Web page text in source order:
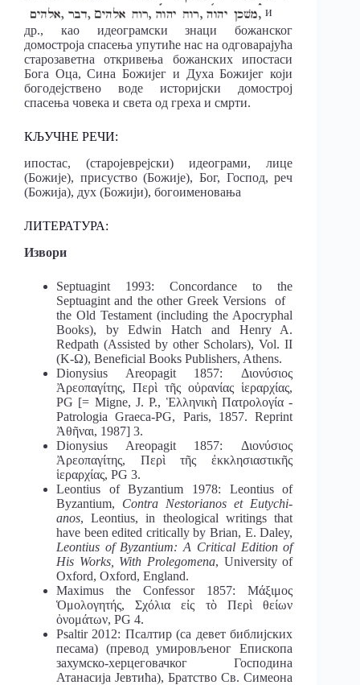
и
др., као идеограмски знаци божанског
домостроја спасења упутиће нас на одговарајућа
старозаветна откривења божанских ипостаси
Бога Оца, Сина Божијег и Духа Божијег који
богодејствено воде историјски домострој
спасења човека и света од греха и смрти.
КЉУЧНЕ РЕЧИ:
ипостас, (старојеврејски) идеограми, лице
(Божије), присуство (Божије), Бог, Господ, реч
(Божија), дух (Божији), богоименовања
ЛИТЕРАТУРА:
Извори
Septuagint 1993: Concordance to the
Septuagint and the other Greek Versions of
the Old Testament (including the Apocryphal
Books), by Edwin Hatch and Henry A.
Redpath (Assisted by other Scholars), Vol. II
(Κ-Ω), Beneficial Books Publishers, Athens.
Dionysius Areopagit 1857: Διονύσιος
Ἀρεοπαγίτης, Περὶ τῆς οὐρανίας ἱεραρχίας,
PG [= Migne, J. P., Ἑλληνικὴ Πατρολογία -
Patrologia Graeca-PG, Paris, 1857. Reprint
Ἀθῆναι, 1987] 3.
Dionysius Areopagit 1857: Διονύσιος
Ἀρεοπαγίτης, Περὶ τῆς ἐκκλησιαστικῆς
ἱεραρχίας, PG 3.
Leontius of Byzantium 1978: Leontius of
Byzantium, Contra Nestorianos et Eutychi-
anos, Leontius, in theological writings that
have been edited critically by Brian, E. Daley,
Leontius of Byzantium: A Critical Edition of
His Works, With Prolegomena, University of
Oxford, Oxford, England.
Maximus the Confessor 1857: Μάξιμος
Ὁμολογητής, Σχόλια εἰς τὸ Περὶ θείων
ὀνομάτων, PG 4.
Psaltir 2012: Псалтир (са девет библијских
песама) (превод умировљеног Епископа
захумско-херцеговачког Господина
Атанасија Јевтића), Братство Св. Симеона